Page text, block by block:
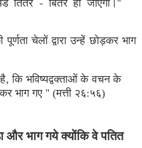
तितर - बितर हो जाएँगी।''
चेलों द्वारा उन्हें छोड़कर भाग
कि भविष्यद्वक्ताओं के वचन के
भाग गए " (मत्ती २६:५६)
और भाग गये क्योंकि वे पतित